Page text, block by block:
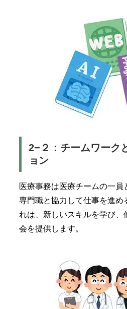
2−２：チームワーク
ョン
医療事務は医療チームの一
専門職と協力して仕事を進め
れは、新しいスキルを学び、
会を提供します。